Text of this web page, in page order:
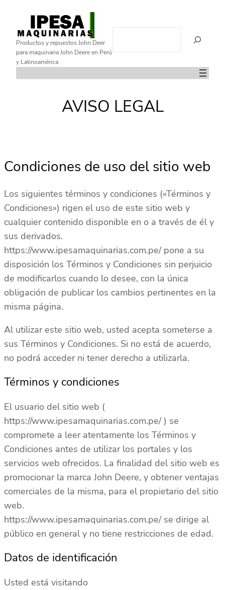
contenido
Productos y repuestos John Deer
para maquinaria John Deere en Perú
y Latinoamérica
AVISO LEGAL
Condiciones de uso del sitio web
Los siguientes términos y condiciones («Términos y
Condiciones») rigen el uso de este sitio web y
cualquier contenido disponible en o a través de él y
sus derivados.
https://www.ipesamaquinarias.com.pe/ pone a su
disposición los Términos y Condiciones sin perjuicio
de modificarlos cuando lo desee, con la única
obligación de publicar los cambios pertinentes en la
misma página.
Al utilizar este sitio web, usted acepta someterse a
sus Términos y Condiciones. Si no está de acuerdo,
no podrá acceder ni tener derecho a utilizarla.
Términos y condiciones
El usuario del sitio web (
https://www.ipesamaquinarias.com.pe/ ) se
compromete a leer atentamente los Términos y
Condiciones antes de utilizar los portales y los
servicios web ofrecidos. La finalidad del sitio web es
promocionar la marca John Deere, y obtener ventajas
comerciales de la misma, para el propietario del sitio
web.
https://www.ipesamaquinarias.com.pe/ se dirige al
público en general y no tiene restricciones de edad.
Datos de identificación
Usted está visitando